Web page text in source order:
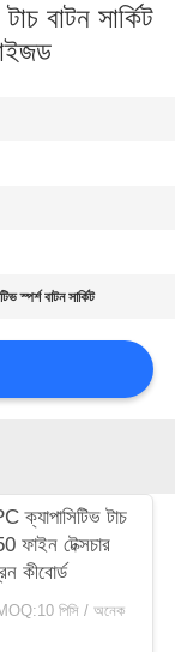
বাটন সার্কিট
স্পর্শ বাটন সার্কিট
ক্যাপাসিটিভ টাচ
ফাইন টেক্সচার
কীবোর্ড
পিসি / অনেক